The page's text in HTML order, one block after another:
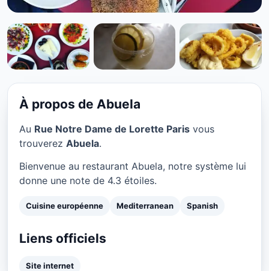
CUISINE EUROPÉENNE
Abuela à Paris
★ 4.3/5
À propos de Abuela
Au Rue Notre Dame de Lorette Paris vous
trouverez Abuela.
Bienvenue au restaurant Abuela, notre système lui
donne une note de 4.3 étoiles.
Cuisine européenne Mediterranean Spanish
Liens officiels
Site internet